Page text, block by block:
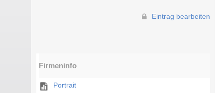
Eintrag bearbeiten
Firmeninfo
Portrait